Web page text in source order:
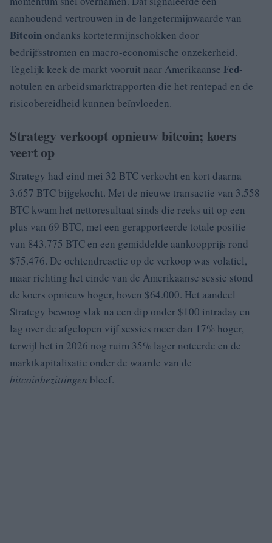
aanhoudend vertrouwen in de langetermijnwaarde van
Bitcoinondanks kortetermijnschokken door
bedrijfsstromen en macro-economische onzekerheid.
Tegelijk keek de markt vooruit naar Amerikaanse Fed-
notulen en arbeidsmarktrapporten die het rentepad en de
risicobereidheid kunnen beïnvloeden.
Strategy verkoopt opnieuw bitcoin; koers
veert op
Strategy had eind mei 32 BTC verkocht en kort daarna
3.657 BTC bijgekocht. Met de nieuwe transactie van 3.558
BTC kwam het nettoresultaat sinds die reeks uit op een
plus van 69 BTC, met een gerapporteerde totale positie
van 843.775 BTC en een gemiddelde aankoopprijs rond
$75.476. De ochtendreactie op de verkoop was volatiel,
maar richting het einde van de Amerikaanse sessie stond
de koers opnieuw hoger, boven $64.000. Het aandeel
Strategy bewoog vlak na een dip onder $100 intraday en
lag over de afgelopen vijf sessies meer dan 17% hoger,
terwijl het in 2026 nog ruim 35% lager noteerde en de
marktkapitalisatie onder de waarde van de
bitcoinbezittingen bleef.